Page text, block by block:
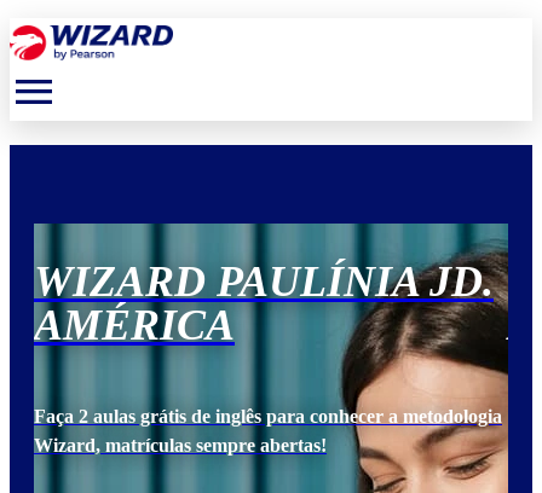
menu
WIZARD PAULÍNIA JD.
AMÉRICA
Faça 2 aulas grátis de inglês para conhecer a metodologia
Wizard, matrículas sempre abertas!